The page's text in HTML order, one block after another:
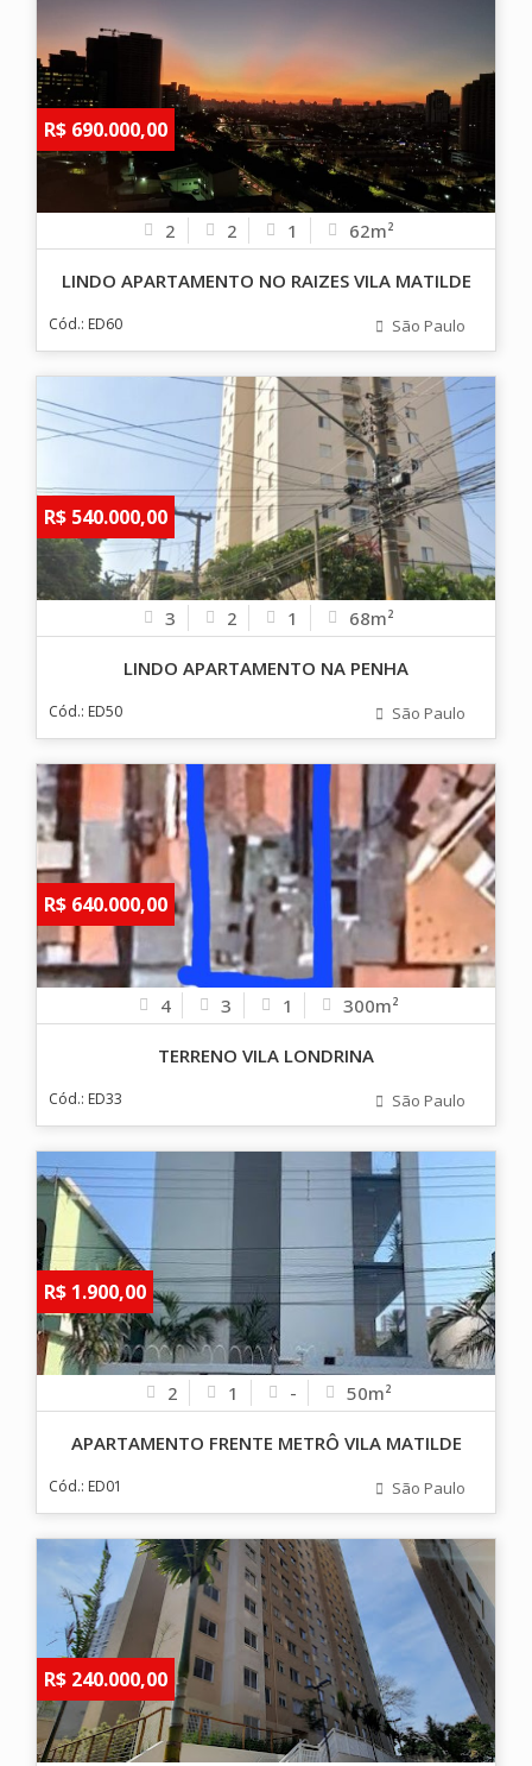
R$ 690.000,00
2 2 1 62m²
LINDO APARTAMENTO NO RAIZES VILA MATILDE
Cód.: ED60 São Paulo
R$ 540.000,00
3 2 1 68m²
LINDO APARTAMENTO NA PENHA
Cód.: ED50 São Paulo
R$ 640.000,00
4 3 1 300m²
TERRENO VILA LONDRINA
Cód.: ED33 São Paulo
R$ 1.900,00
2 1 - 50m²
APARTAMENTO FRENTE METRÔ VILA MATILDE
Cód.: ED01 São Paulo
R$ 240.000,00